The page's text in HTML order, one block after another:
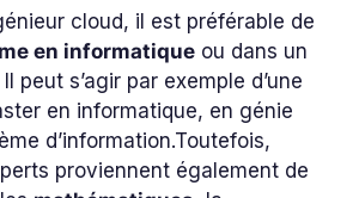
cloud, il est préférable de
en informatique ou dans un
peut s’agir par exemple d’une
en informatique, en génie
d’information.Toutefois,
proviennent également de